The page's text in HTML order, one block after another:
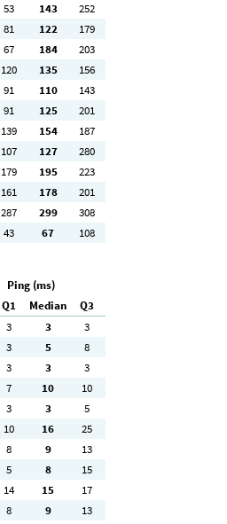
53 143
252
81 122
179
67 184
203
120 135
156
91 110
143
91 125
201
139 154
187
107 127
280
179 195
223
161 178
201
287 299
308
43 67 108
Ping (ms)
Q1 Median
Q3
3 3
3
3 5
8
3 3
3
7 10
10
3 3
5
10 16
25
8 9
13
5 8
15
14 15
17
8 9
13